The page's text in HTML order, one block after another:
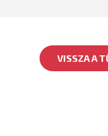
VISSZA A